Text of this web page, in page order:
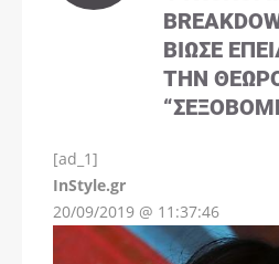
ΒΊΩΣΕ
ΤΗΝ
[ad_1]
InStyle.gr
20/09/2019 @ 11:37:46